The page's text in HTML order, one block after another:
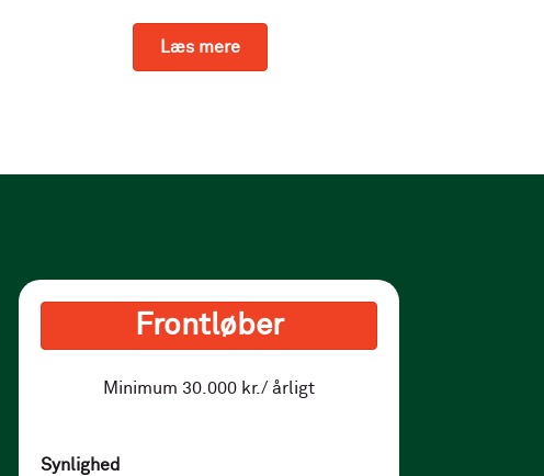
Læs mere
Frontløber
Minimum 30.000 kr./ årligt
Synlighed